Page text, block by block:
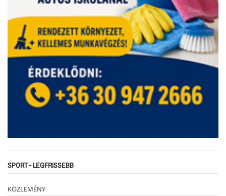
SPORT - LEGFRISSEBB
KÖZLEMÉNY